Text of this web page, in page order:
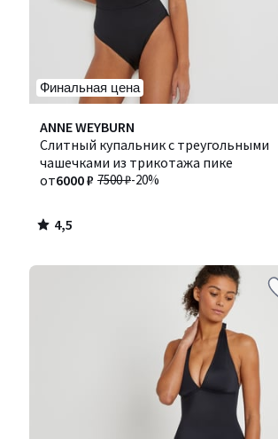
Финальная цена
ANNE WEYBURN
Слитный купальник с треугольными
чашечками из трикотажа пике
7500 ₽-20%
от6000 ₽
4,5
/ 5
4,5
/